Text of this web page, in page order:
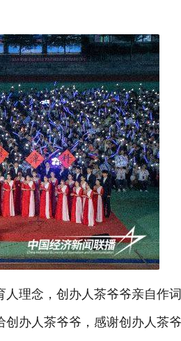
理念，创办人茶爷爷亲自作
办人茶爷爷，感谢创办人茶